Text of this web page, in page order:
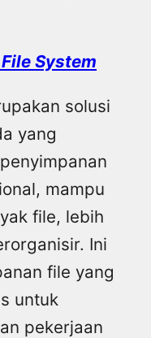
System
solusi
yang
mampu
file, lebih
Ini
file yang
untuk
pekerjaan